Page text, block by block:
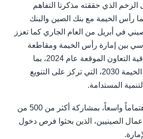
الزخم الذي حققته مذكرتا التفاهم
رأس الخيمة مع بنك الصين والبنك
في أبريل من العام الجاري كما تعزز
بين إمارة رأس الخيمة ومقاطعة
قوانغدونغ بموجب اتفاقية التعاون الموقعة عام 2024، بما
ينسجم مع رؤية رأس الخيمة 2030، التي تركز على التنويع
المستدامة.
وشهدت زيارة الوفد اهتماماً واسعاً، بمشاركة أكثر من 500 من
الصينيين، الذين بحثوا فرص دخول